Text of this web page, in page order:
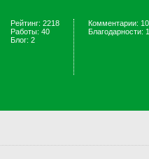
Рейтинг: 2218
Работы: 40
Блог: 2
Комментарии:
Благодарности: